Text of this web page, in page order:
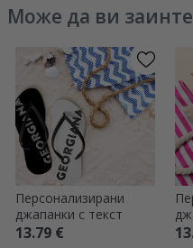
Може да ви
Персонализирани
джапанки с текст
13.79 €